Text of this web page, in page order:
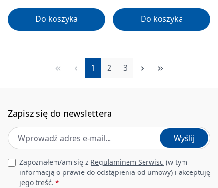
Do koszyka Do koszyka
Strona
1 Strona
2 Strona
3
Zapisz się do newslettera
Adres e-mail *
Wyślij
Leave this field empty
Zapoznałem/am się z Regulaminem Serwisu (w tym
informacją o prawie do odstąpienia od umowy) i akceptuję
jego treść. *